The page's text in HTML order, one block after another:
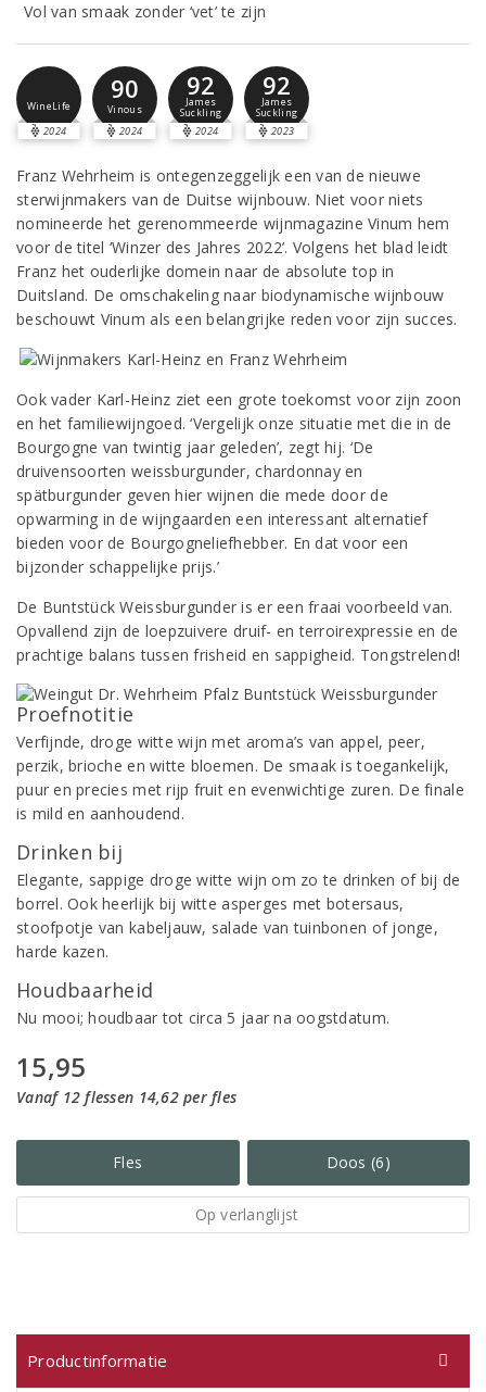
Vol van smaak zonder ‘vet’ te zijn
WineLife
2024
90
Vinous
2024
92
James
Suckling
2024
92
James
Suckling
2023
Franz Wehrheim is ontegenzeggelijk een van de nieuwe
sterwijnmakers van de Duitse wijnbouw. Niet voor niets
nomineerde het gerenommeerde wijnmagazine Vinum hem
voor de titel ‘Winzer des Jahres 2022’. Volgens het blad leidt
Franz het ouderlijke domein naar de absolute top in
Duitsland. De omschakeling naar biodynamische wijnbouw
beschouwt Vinum als een belangrijke reden voor zijn succes.
Ook vader Karl-Heinz ziet een grote toekomst voor zijn zoon
en het familiewijngoed. ‘Vergelijk onze situatie met die in de
Bourgogne van twintig jaar geleden’, zegt hij. ‘De
druivensoorten weissburgunder, chardonnay en
spätburgunder geven hier wijnen die mede door de
opwarming in de wijngaarden een interessant alternatief
bieden voor de Bourgogneliefhebber. En dat voor een
bijzonder schappelijke prijs.’
De Buntstück Weissburgunder is er een fraai voorbeeld van.
Opvallend zijn de loepzuivere druif- en terroirexpressie en de
prachtige balans tussen frisheid en sappigheid. Tongstrelend!
Proefnotitie
Verfijnde, droge witte wijn met aroma’s van appel, peer,
perzik, brioche en witte bloemen. De smaak is toegankelijk,
puur en precies met rijp fruit en evenwichtige zuren. De finale
is mild en aanhoudend.
Drinken bij
Elegante, sappige droge witte wijn om zo te drinken of bij de
borrel. Ook heerlijk bij witte asperges met botersaus,
stoofpotje van kabeljauw, salade van tuinbonen of jonge,
harde kazen.
Houdbaarheid
Nu mooi; houdbaar tot circa 5 jaar na oogstdatum.
15,95
Vanaf 12 flessen 14,62 per fles
Fles Doos (6)
Op verlanglijst
Productinformatie